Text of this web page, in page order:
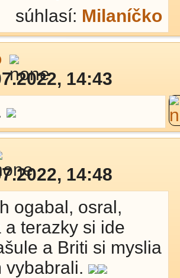
súhlasí: Milaníčko
14:43
14:48
ogabal, osral,
a terazky si ide
a Briti si myslia
vybabrali.